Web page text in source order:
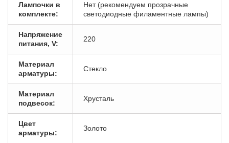
Лампочки в
комплекте:
Нет (рекомендуем прозрачные
светодиодные филаментные лампы)
Напряжение
питания, V:
220
Материал
арматуры:
Стекло
Материал
подвесок:
Хрусталь
Цвет
арматуры:
Золото